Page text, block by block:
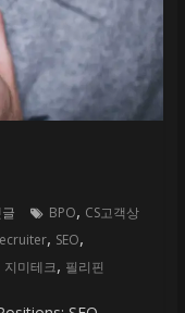
BPO, CS고객상
, SEO,
지미테크, 필리핀